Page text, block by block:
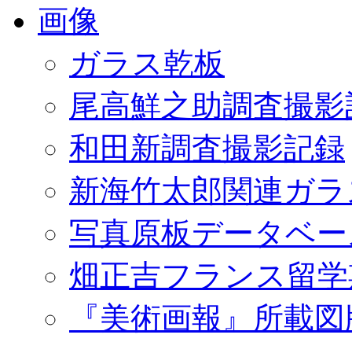
画像
ガラス乾板
尾高鮮之助調査撮
和田新調査撮影記録
新海竹太郎関連ガ
写真原板データベ
畑正吉フランス留
『美術画報』所載